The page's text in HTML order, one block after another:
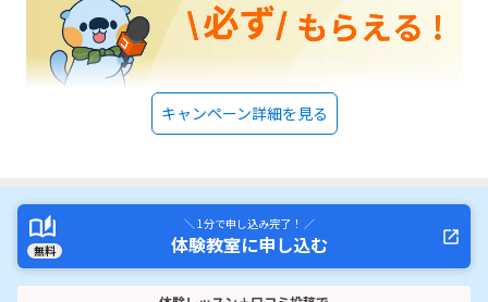
キャンペーン詳細を見る
無料
＼ 1分で申し込み完了！ ／
体験教室に申し込む